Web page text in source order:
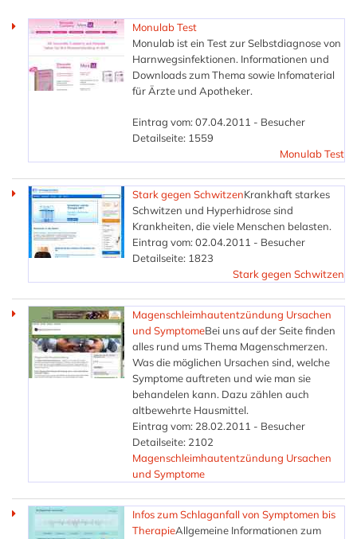
Monulab Test
Monulab ist ein Test zur Selbstdiagnose von
Harnwegsinfektionen. Informationen und
Downloads zum Thema sowie Infomaterial
für Ärzte und Apotheker.
Eintrag vom: 07.04.2011 - Besucher
Detailseite: 1559
Monulab Test
Stark gegen SchwitzenKrankhaft starkes
Schwitzen und Hyperhidrose sind
Krankheiten, die viele Menschen belasten.
Eintrag vom: 02.04.2011 - Besucher
Detailseite: 1823
Stark gegen Schwitzen
Magenschleimhautentzündung Ursachen
und SymptomeBei uns auf der Seite finden
alles rund ums Thema Magenschmerzen.
Was die möglichen Ursachen sind, welche
Symptome auftreten und wie man sie
behandelen kann. Dazu zählen auch
altbewehrte Hausmittel.
Eintrag vom: 28.02.2011 - Besucher
Detailseite: 2102
Magenschleimhautentzündung Ursachen
und Symptome
Infos zum Schlaganfall von Symptomen bis
TherapieAllgemeine Informationen zum